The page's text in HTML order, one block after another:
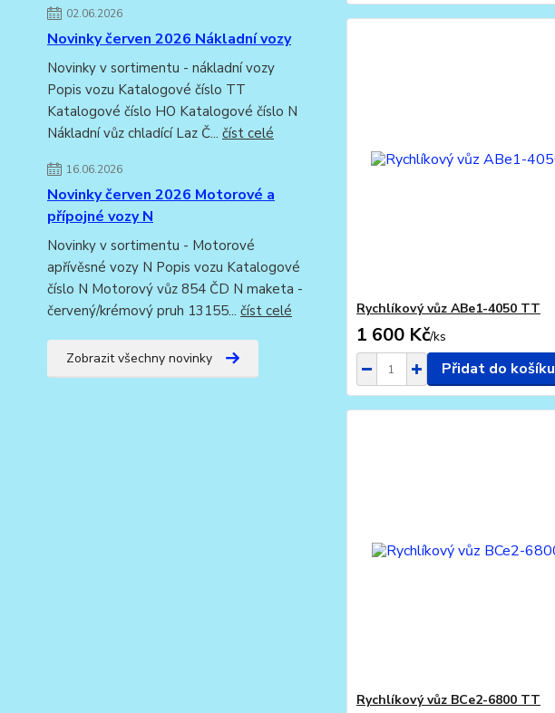
02.06.2026
Novinky červen 2026 Nákladní vozy
Novinky v sortimentu - nákladní vozy
Popis vozu Katalogové číslo TT
Katalogové číslo HO Katalogové číslo N
Nákladní vůz chladící Laz Č... číst celé
16.06.2026
Novinky červen 2026 Motorové a
přípojné vozy N
Novinky v sortimentu - Motorové
apřívěsné vozy N Popis vozu Katalogové
číslo N Motorový vůz 854 ČD N maketa -
červený/krémový pruh 13155... číst celé
Zobrazit všechny novinky
Rychlíkový vůz ABe1-4050 TT
1 600 Kč/ks
Přidat do košíku
Rychlíkový vůz BCe2-6800 TT